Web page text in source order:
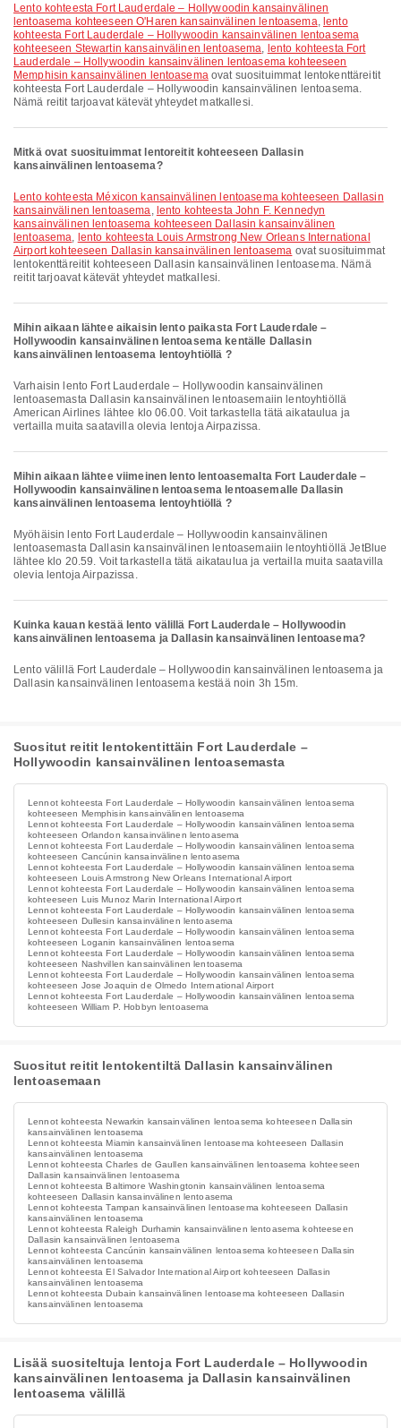
lento kohteesta Fort Lauderdale – Hollywoodin kansainvälinen
lentoasema kohteeseen O'Haren kansainvälinen lentoasema, lento
kohteesta Fort Lauderdale – Hollywoodin kansainvälinen lentoasema
kohteeseen Stewartin kansainvälinen lentoasema, lento kohteesta Fort
Lauderdale – Hollywoodin kansainvälinen lentoasema kohteeseen
Memphisin kansainvälinen lentoasemaovat suosituimmat lentokenttäreitit
kohteesta Fort Lauderdale – Hollywoodin kansainvälinen lentoasema.
Nämä reitit tarjoavat kätevät yhteydet matkallesi.
Mitkä ovat suosituimmat lentoreitit kohteeseen Dallasin
kansainvälinen lentoasema?
lento kohteesta Méxicon kansainvälinen lentoasema kohteeseen Dallasin
kansainvälinen lentoasema, lento kohteesta John F. Kennedyn
kansainvälinen lentoasema kohteeseen Dallasin kansainvälinen
lentoasema, lento kohteesta Louis Armstrong New Orleans International
Airport kohteeseen Dallasin kansainvälinen lentoasema ovat suosituimmat
lentokenttäreitit kohteeseen Dallasin kansainvälinen lentoasema. Nämä
reitit tarjoavat kätevät yhteydet matkallesi.
Mihin aikaan lähtee aikaisin lento paikasta Fort Lauderdale –
Hollywoodin kansainvälinen lentoasema kentälle Dallasin
kansainvälinen lentoasema lentoyhtiöllä ?
Varhaisin lento Fort Lauderdale – Hollywoodin kansainvälinen
lentoasemasta Dallasin kansainvälinen lentoasemaiin lentoyhtiöllä
American Airlines lähtee klo 06.00. Voit tarkastella tätä aikataulua ja
vertailla muita saatavilla olevia lentoja Airpazissa.
Mihin aikaan lähtee viimeinen lento lentoasemalta Fort Lauderdale –
Hollywoodin kansainvälinen lentoasema lentoasemalle Dallasin
kansainvälinen lentoasema lentoyhtiöllä ?
Myöhäisin lento Fort Lauderdale – Hollywoodin kansainvälinen
lentoasemasta Dallasin kansainvälinen lentoasemaiin lentoyhtiöllä JetBlue
lähtee klo 20.59. Voit tarkastella tätä aikataulua ja vertailla muita saatavilla
olevia lentoja Airpazissa.
Kuinka kauan kestää lento välillä Fort Lauderdale – Hollywoodin
kansainvälinen lentoasema ja Dallasin kansainvälinen lentoasema?
Lento välillä Fort Lauderdale – Hollywoodin kansainvälinen lentoasema ja
Dallasin kansainvälinen lentoasema kestää noin 3h 15m.
Suositut reitit lentokentittäin Fort Lauderdale –
Hollywoodin kansainvälinen lentoasemasta
Lennot kohteesta Fort Lauderdale – Hollywoodin kansainvälinen lentoasema
kohteeseen Memphisin kansainvälinen lentoasema
Lennot kohteesta Fort Lauderdale – Hollywoodin kansainvälinen lentoasema
kohteeseen Orlandon kansainvälinen lentoasema
Lennot kohteesta Fort Lauderdale – Hollywoodin kansainvälinen lentoasema
kohteeseen Cancúnin kansainvälinen lentoasema
Lennot kohteesta Fort Lauderdale – Hollywoodin kansainvälinen lentoasema
kohteeseen Louis Armstrong New Orleans International Airport
Lennot kohteesta Fort Lauderdale – Hollywoodin kansainvälinen lentoasema
kohteeseen Luis Munoz Marin International Airport
Lennot kohteesta Fort Lauderdale – Hollywoodin kansainvälinen lentoasema
kohteeseen Dullesin kansainvälinen lentoasema
Lennot kohteesta Fort Lauderdale – Hollywoodin kansainvälinen lentoasema
kohteeseen Loganin kansainvälinen lentoasema
Lennot kohteesta Fort Lauderdale – Hollywoodin kansainvälinen lentoasema
kohteeseen Nashvillen kansainvälinen lentoasema
Lennot kohteesta Fort Lauderdale – Hollywoodin kansainvälinen lentoasema
kohteeseen Jose Joaquin de Olmedo International Airport
Lennot kohteesta Fort Lauderdale – Hollywoodin kansainvälinen lentoasema
kohteeseen William P. Hobbyn lentoasema
Suositut reitit lentokentiltä Dallasin kansainvälinen
lentoasemaan
Lennot kohteesta Newarkin kansainvälinen lentoasema kohteeseen Dallasin
kansainvälinen lentoasema
Lennot kohteesta Miamin kansainvälinen lentoasema kohteeseen Dallasin
kansainvälinen lentoasema
Lennot kohteesta Charles de Gaullen kansainvälinen lentoasema kohteeseen
Dallasin kansainvälinen lentoasema
Lennot kohteesta Baltimore Washingtonin kansainvälinen lentoasema
kohteeseen Dallasin kansainvälinen lentoasema
Lennot kohteesta Tampan kansainvälinen lentoasema kohteeseen Dallasin
kansainvälinen lentoasema
Lennot kohteesta Raleigh Durhamin kansainvälinen lentoasema kohteeseen
Dallasin kansainvälinen lentoasema
Lennot kohteesta Cancúnin kansainvälinen lentoasema kohteeseen Dallasin
kansainvälinen lentoasema
Lennot kohteesta El Salvador International Airport kohteeseen Dallasin
kansainvälinen lentoasema
Lennot kohteesta Dubain kansainvälinen lentoasema kohteeseen Dallasin
kansainvälinen lentoasema
Lisää suositeltuja lentoja Fort Lauderdale – Hollywoodin
kansainvälinen lentoasema ja Dallasin kansainvälinen
lentoasema välillä